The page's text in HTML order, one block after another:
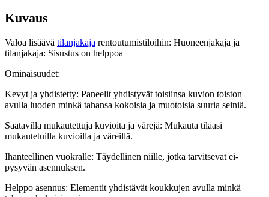
Kuvaus
Valoa lisäävä tilanjakaja rentoutumistiloihin: Huoneenjakaja ja
tilanjakaja: Sisustus on helppoa
Ominaisuudet:
Kevyt ja yhdistetty: Paneelit yhdistyvät toisiinsa kuvion toiston
avulla luoden minkä tahansa kokoisia ja muotoisia suuria seiniä.
Saatavilla mukautettuja kuvioita ja värejä: Mukauta tilaasi
mukautetuilla kuvioilla ja väreillä.
Ihanteellinen vuokralle: Täydellinen niille, jotka tarvitsevat ei-
pysyvän asennuksen.
Helppo asennus: Elementit yhdistävät koukkujen avulla minkä